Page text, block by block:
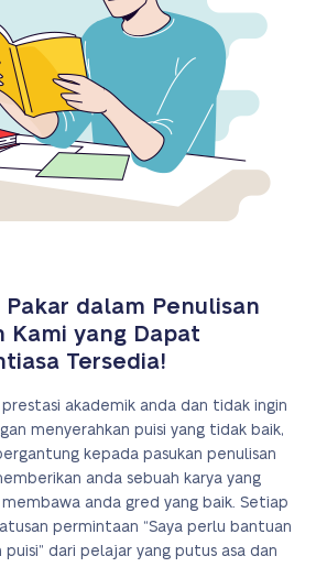
Pakar dalam Penulisan
Kami yang Dapat
Tersedia!
akademik anda dan tidak ingin
menyerahkan puisi yang tidak baik,
kepada pasukan penulisan
anda sebuah karya yang
anda gred yang baik. Setiap
permintaan “Saya perlu bantuan
dari pelajar yang putus asa dan